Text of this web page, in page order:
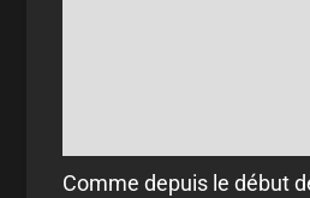
Comme depuis le début